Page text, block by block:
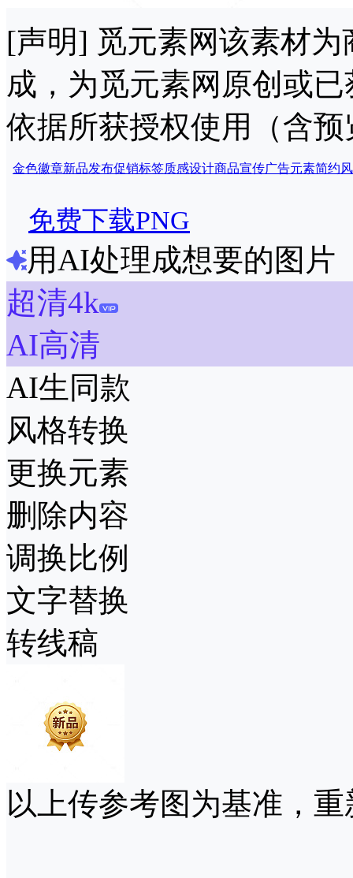
[声明] 觅元素网该素材
成，为觅元素网原创或
依据所获授权使用（含
金色徽章新品发布促销标签质感设计商品宣传广告元素简约
免费下载PNG
用AI处理成想要的图片
超清4k
AI高清
AI生同款
风格转换
更换元素
删除内容
调换比例
文字替换
转线稿
以上传参考图为基准，